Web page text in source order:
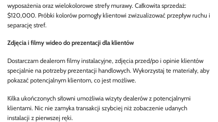
wyposażenia oraz wielokolorowe strefy murawy. Całkowita sprzedaż:
$120,000. Próbki kolorów pomogły klientowi zwizualizować przepływ ruchu i
separację stref.
Zdjęcia i filmy wideo do prezentacji dla klientów
Dostarczam dealerom filmy instalacyjne, zdjęcia przed/po i opinie klientów
specjalnie na potrzeby prezentacji handlowych. Wykorzystaj te materiały, aby
pokazać potencjalnym klientom, co jest możliwe.
Kilka ukończonych siłowni umożliwia wizyty dealerów z potencjalnymi
klientami. Nic nie zamyka transakcji szybciej niż zobaczenie udanych
instalacji z pierwszej ręki.